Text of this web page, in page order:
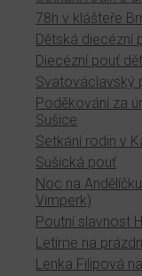
78h v klášteře
Dětská diecézní
Diecézní pouť
Svatováclavský
Poděkování za
Sušice
Setkání rodin v
Sušická pouť
Noc na
Vimperk)
Poutní slavnost
Letíme na
Lenka Filipová